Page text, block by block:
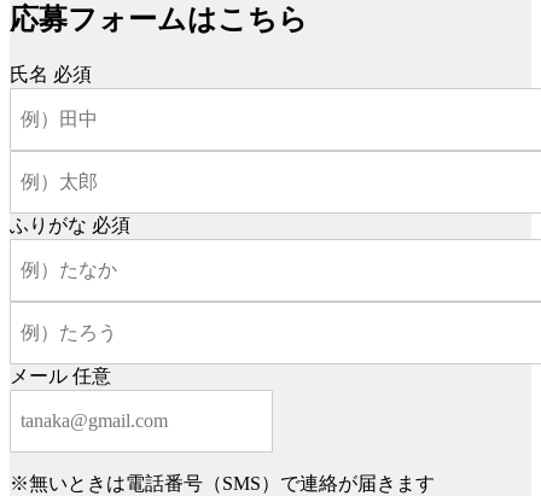
応募フォームはこちら
氏名 必須
ふりがな 必須
メール 任意
※無いときは電話番号（SMS）で連絡が届きます